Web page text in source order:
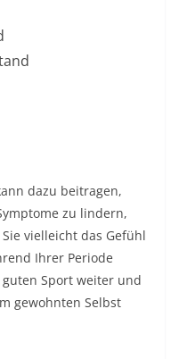
dazu beitragen,
zu lindern,
vielleicht das Gefühl
Ihrer Periode
Sport weiter und
gewohnten Selbst